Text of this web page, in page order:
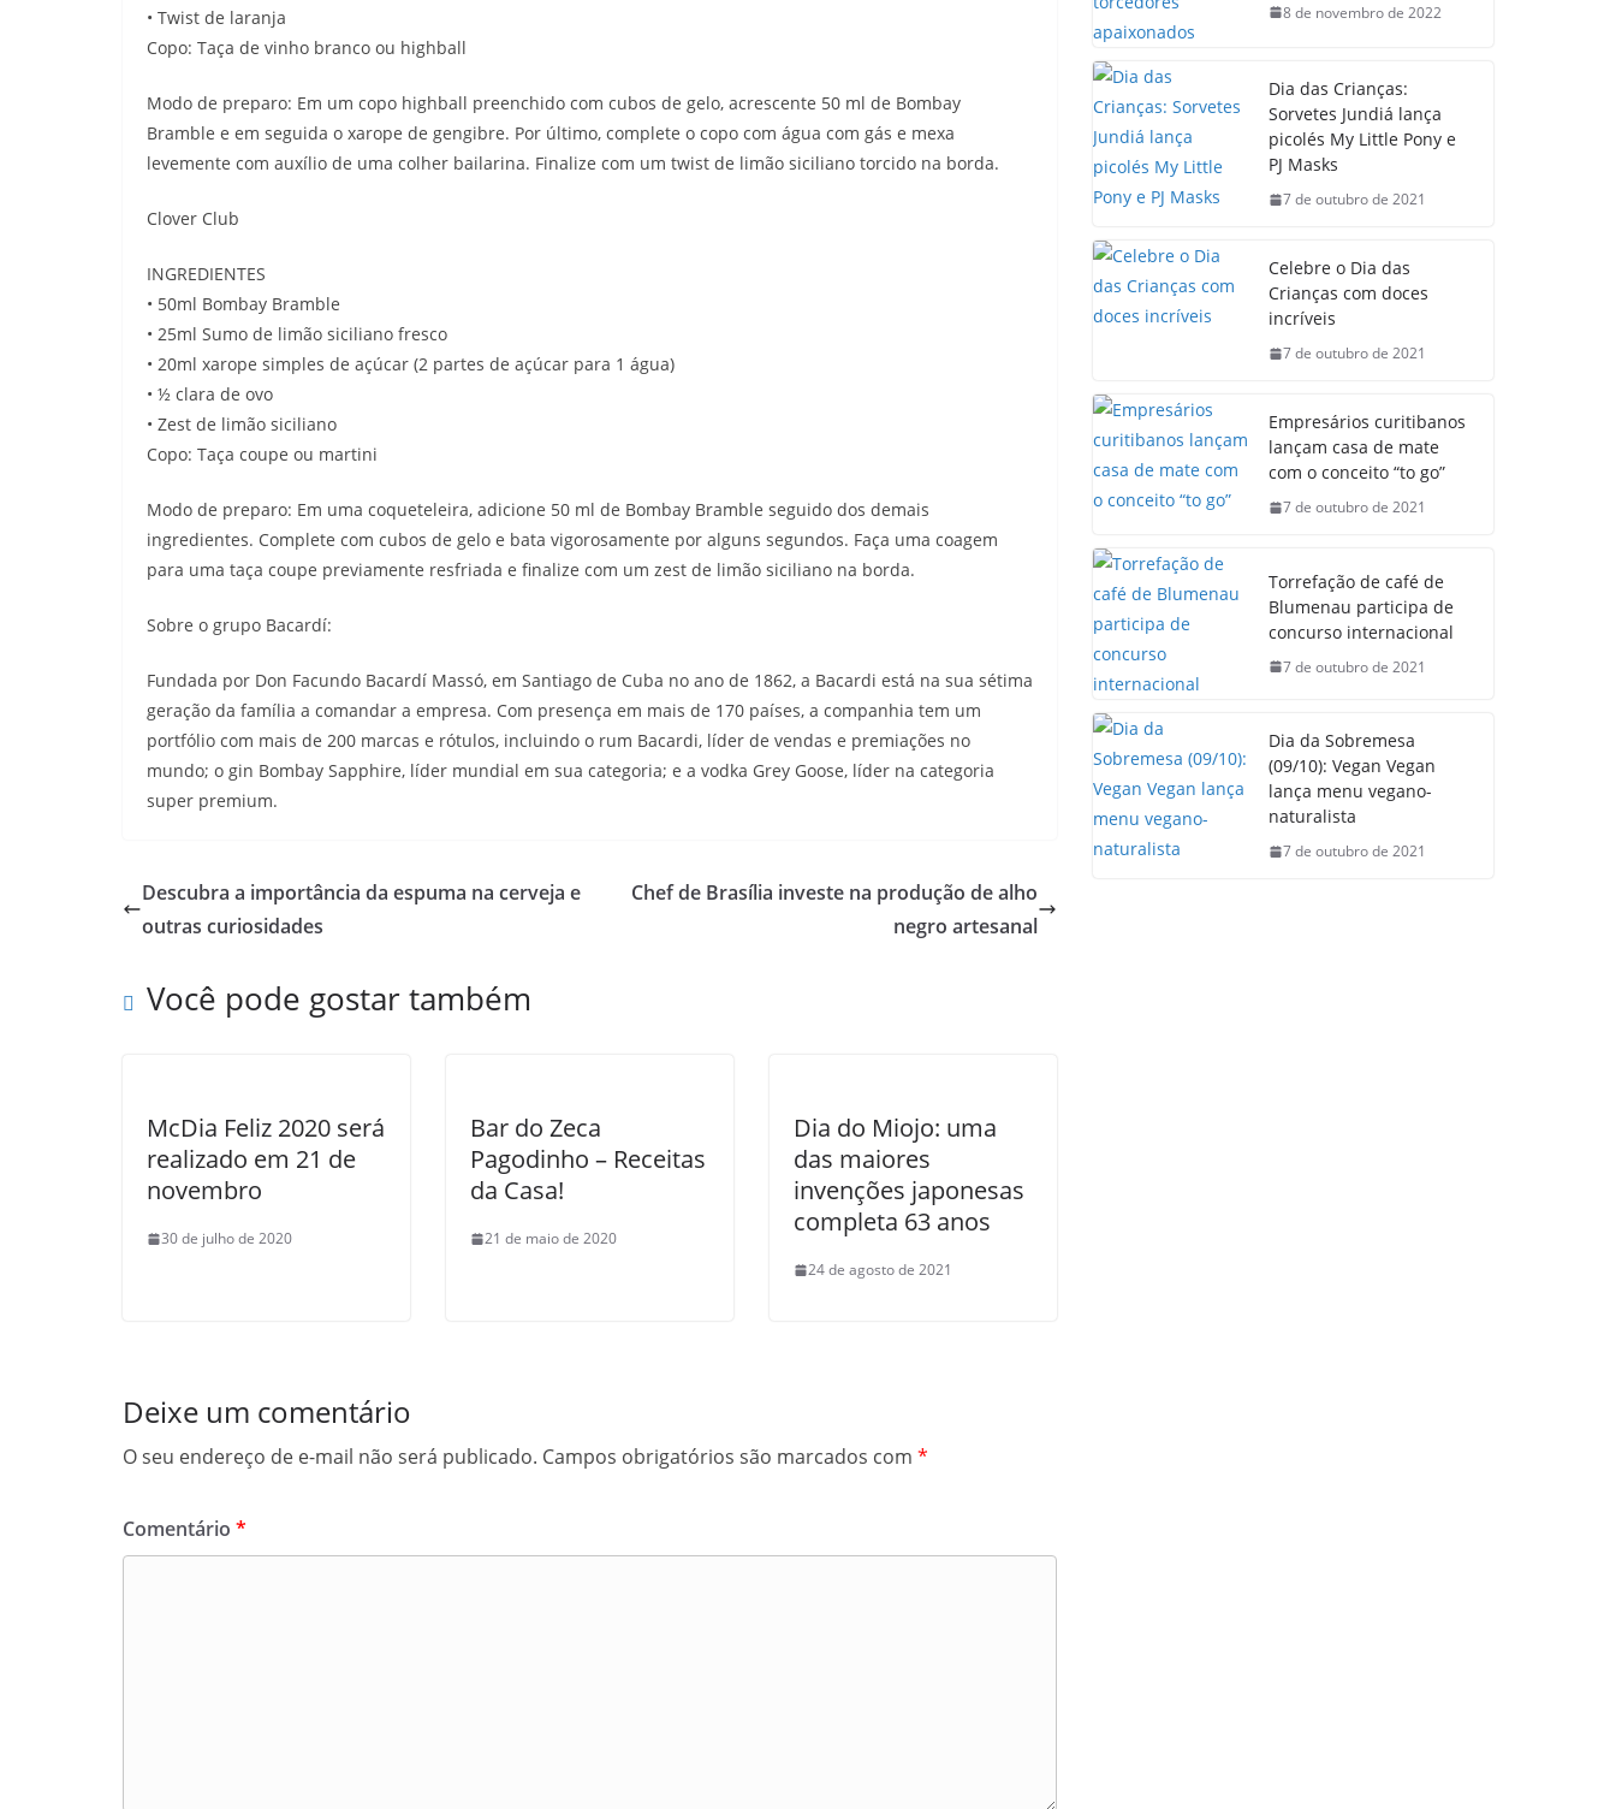
• Twist de laranja
Copo: Taça de vinho branco ou highball
Modo de preparo: Em um copo highball preenchido com cubos de gelo, acrescente 50 ml de Bombay
Bramble e em seguida o xarope de gengibre. Por último, complete o copo com água com gás e mexa
levemente com auxílio de uma colher bailarina. Finalize com um twist de limão siciliano torcido na borda.
Clover Club
INGREDIENTES
• 50ml Bombay Bramble
• 25ml Sumo de limão siciliano fresco
• 20ml xarope simples de açúcar (2 partes de açúcar para 1 água)
• ½ clara de ovo
• Zest de limão siciliano
Copo: Taça coupe ou martini
Modo de preparo: Em uma coqueteleira, adicione 50 ml de Bombay Bramble seguido dos demais
ingredientes. Complete com cubos de gelo e bata vigorosamente por alguns segundos. Faça uma coagem
para uma taça coupe previamente resfriada e finalize com um zest de limão siciliano na borda.
Sobre o grupo Bacardí:
Fundada por Don Facundo Bacardí Massó, em Santiago de Cuba no ano de 1862, a Bacardi está na sua sétima
geração da família a comandar a empresa. Com presença em mais de 170 países, a companhia tem um
portfólio com mais de 200 marcas e rótulos, incluindo o rum Bacardi, líder de vendas e premiações no
mundo; o gin Bombay Sapphire, líder mundial em sua categoria; e a vodka Grey Goose, líder na categoria
super premium.
Descubra a importância da espuma na cerveja e
outras curiosidades
Chef de Brasília investe na produção de alho
negro artesanal
Você pode gostar também
McDia Feliz 2020 será
realizado em 21 de
novembro
30 de julho de 2020
Bar do Zeca
Pagodinho – Receitas
da Casa!
21 de maio de 2020
Dia do Miojo: uma
das maiores
invenções japonesas
completa 63 anos
24 de agosto de 2021
Deixe um comentário
O seu endereço de e-mail não será publicado. Campos obrigatórios são marcados com *
Comentário *
8 de novembro de 2022
Dia das Crianças:
Sorvetes Jundiá lança
picolés My Little Pony e
PJ Masks
7 de outubro de 2021
Celebre o Dia das
Crianças com doces
incríveis
7 de outubro de 2021
Empresários curitibanos
lançam casa de mate
com o conceito “to go”
7 de outubro de 2021
Torrefação de café de
Blumenau participa de
concurso internacional
7 de outubro de 2021
Dia da Sobremesa
(09/10): Vegan Vegan
lança menu vegano-
naturalista
7 de outubro de 2021